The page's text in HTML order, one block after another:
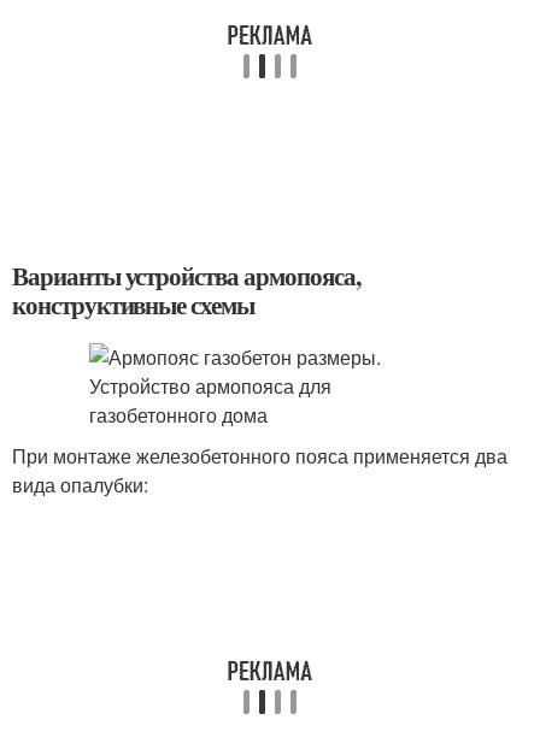
Варианты устройства армопояса,
конструктивные схемы
При монтаже железобетонного пояса применяется два
вида опалубки: